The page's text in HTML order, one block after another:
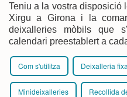
Teniu a la vostra disposició
Xirgu a Girona i la
deixalleries mòbils que
calendari preestablert a
Com s'utilitza Deixalleria fixa
Minideixalleries Recollida